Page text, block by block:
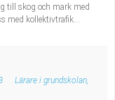
till skog och mark med
med kollektivtrafik...
Lärare i grundskolan,